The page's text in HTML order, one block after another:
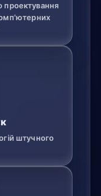
проектування
штучного